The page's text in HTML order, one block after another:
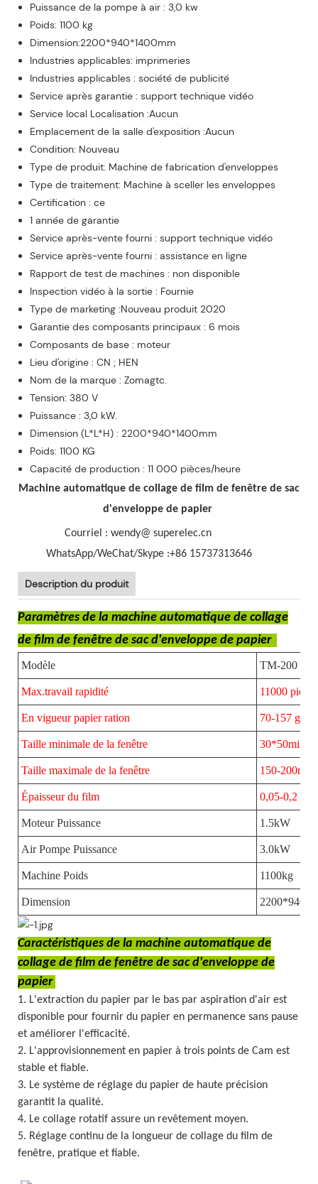
Puissance de la pompe à air : 3,0 kw
Poids: 1100 kg
Dimension:2200*940*1400mm
Industries applicables: imprimeries
Industries applicables : société de publicité
Service après garantie : support technique vidéo
Service local Localisation :Aucun
Emplacement de la salle d'exposition :Aucun
Condition: Nouveau
Type de produit: Machine de fabrication d'enveloppes
Type de traitement: Machine à sceller les enveloppes
Certification : ce
1 année de garantie
Service après-vente fourni : support technique vidéo
Service après-vente fourni : assistance en ligne
Rapport de test de machines : non disponible
Inspection vidéo à la sortie : Fournie
Type de marketing :Nouveau produit 2020
Garantie des composants principaux : 6 mois
Composants de base : moteur
Lieu d'origine : CN ; HEN
Nom de la marque : Zomagtc.
Tension: 380 V
Puissance : 3,0 kW.
Dimension (L*L*H) : 2200*940*1400mm
Poids: 1100 KG
Capacité de production : 11 000 pièces/heure
Machine automatique de collage de film de fenêtre de sac
d'enveloppe de papier
Courriel : wendy@ superelec.cn
WhatsApp/WeChat/Skype :+86 15737313646
Description du produit
Paramètres de la machine automatique de collage
de film de fenêtre de sac d'enveloppe de papier
Modèle TM-200
Max.travail rapidité 11000
En vigueur papier ration 70-157 g/m²
Taille minimale de la fenêtre
Taille maximale de la fenêtre 150-200mm
Épaisseur du film 0,05-0,2 mm
Moteur Puissance 1.5kW
Air Pompe Puissance 3.0kW
Machine Poids 1100kg
Dimension
Caractéristiques de la machine automatique de
collage de film de fenêtre de sac d'enveloppe de
papier
1. L'extraction du papier par le bas par aspiration d'air est
disponible pour fournir du papier en permanence sans pause
et améliorer l'efficacité.
2. L'approvisionnement en papier à trois points de Cam est
stable et fiable.
3. Le système de réglage du papier de haute précision
garantit la qualité.
4. Le collage rotatif assure un revêtement moyen.
5. Réglage continu de la longueur de collage du film de
fenêtre, pratique et fiable.